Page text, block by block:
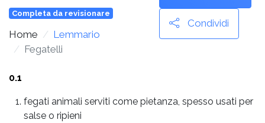
Completa da revisionare
Home
Lemmario
Fegatelli
Condividi
0.1
fegati animali serviti come pietanza, spesso usati per
salse o ripieni